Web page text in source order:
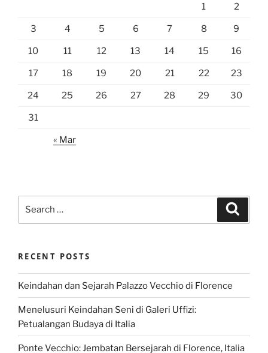
1 2
3 4 5 6 7 8 9
10 11 12 13 14 15 16
17 18 19 20 21 22 23
24 25 26 27 28 29 30
31
« Mar
RECENT POSTS
Keindahan dan Sejarah Palazzo Vecchio di Florence
Menelusuri Keindahan Seni di Galeri Uffizi:
Petualangan Budaya di Italia
Ponte Vecchio: Jembatan Bersejarah di Florence, Italia